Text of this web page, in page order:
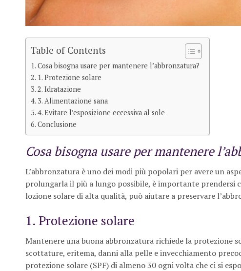
Table of Contents
Cosa bisogna usare per mantenere l’abbronzatura?
1. Protezione solare
2. Idratazione
3. Alimentazione sana
4. Evitare l’esposizione eccessiva al sole
Conclusione
Cosa bisogna usare per mantenere
L’abbronzatura è uno dei modi più popolari per avere un
prolungarla il più a lungo possibile, è importante prendersi
lozione solare di alta qualità, può aiutare a preservare
1. Protezione solare
Mantenere una buona abbronzatura richiede la protezione
scottature, eritema, danni alla pelle e invecchiamento
protezione solare (SPF) di almeno 30 ogni volta che ci si